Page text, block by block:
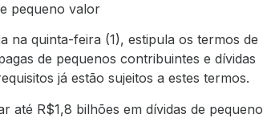
pequeno valor
na quinta-feira (1), estipula os termos de
de pequenos contribuintes e dívidas
já estão sujeitos a estes termos.
até R$1,8 bilhões em dívidas de pequeno